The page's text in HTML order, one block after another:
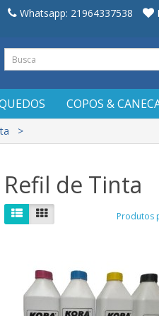
Whatsapp: 21964337538
COPOS &
Refil de Tinta
Produtos